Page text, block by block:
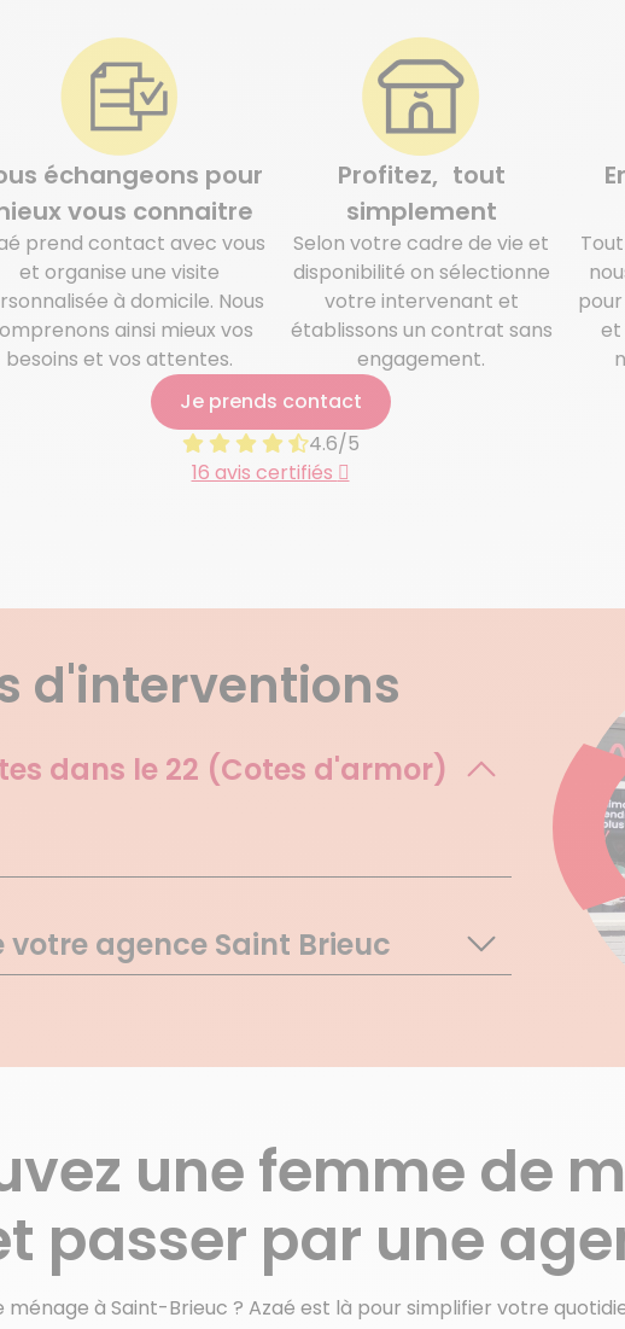
échangeons pour
vous connaitre
prend contact avec vous
et organise une visite
à domicile. Nous
ainsi mieux vos
besoins et vos attentes.
Profitez, tout
simplement
Selon votre cadre de vie et
disponibilité on sélectionne
votre intervenant et
établissons un contrat sans
engagement.
et
Je prends contact
4.6/5
16 avis certifiés
d'interventions
dans le 22 (Cotes d'armor)
votre agence Saint Brieuc
Chatelaudren
Gourlan Graces
Guingampune femme de
passer par une
à Saint-Brieuc ? Azaé est là pour simplifier votre